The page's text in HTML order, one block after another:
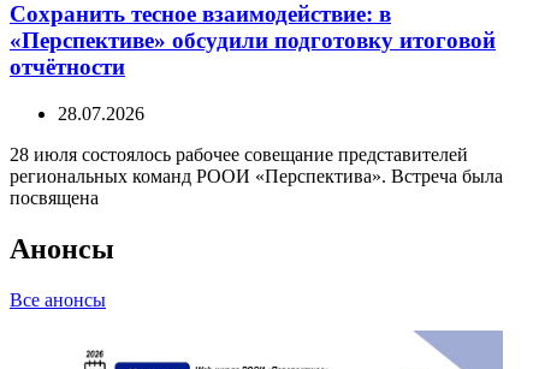
Сохранить тесное взаимодействие: в
«Перспективе» обсудили подготовку итоговой
отчётности
28.07.2026
28 июля состоялось рабочее совещание представителей
региональных команд РООИ «Перспектива». Встреча была
посвящена
Анонсы
Все анонсы